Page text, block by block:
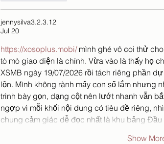
jennysilva3.2.3.12
Jul 20
https://xosoplus.mobi/ mình ghé vô coi thử
tò mò giao diện là chính. Vừa vào là thấy họ
XSMB ngày 19/07/2026 rồi tách riêng phần
lộn. Mình không rành mấy con số lắm nhưng
trình bày gọn, dạng cột nên lướt nhanh vẫn
ngợp vì mỗi khối nội dung có tiêu đề riêng,
chung cảm giác dễ đọc nhất là khu bảng
Show